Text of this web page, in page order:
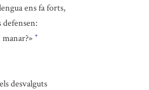
ens fa forts,
defensen:
*
desvalguts